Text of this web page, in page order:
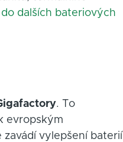
dalších bateriových
. To
evropským
vylepšení baterií